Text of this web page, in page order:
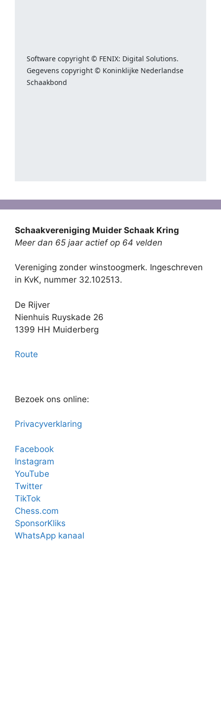
Schaakvereniging Muider Schaak Kring
Meer dan 65 jaar actief op 64 velden
Vereniging zonder winstoogmerk. Ingeschreven
in KvK, nummer 32.102513.
De Rijver
Nienhuis Ruyskade 26
1399 HH Muiderberg
Route
Bezoek ons online:
Privacyverklaring
Facebook
Instagram
YouTube
Twitter
TikTok
Chess.com
SponsorKliks
WhatsApp kanaal